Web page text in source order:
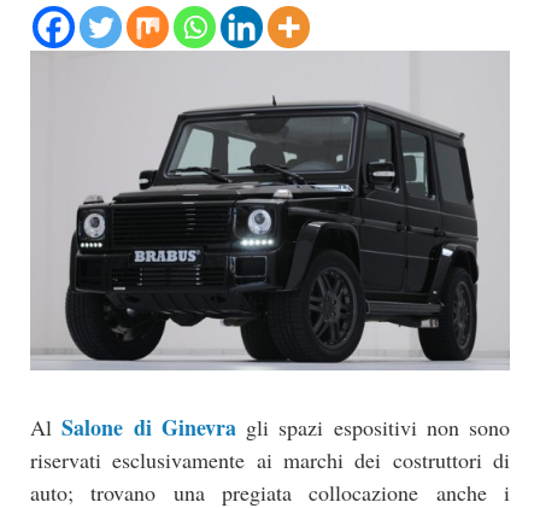
AlSalone di Ginevragli spazi espositivi non sono
riservati esclusivamente ai marchi dei costruttori di
auto; trovano una pregiata collocazione anche i